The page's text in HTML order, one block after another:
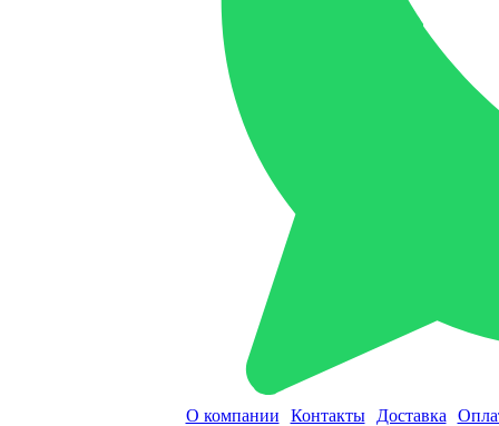
О компании Контакты Доставка